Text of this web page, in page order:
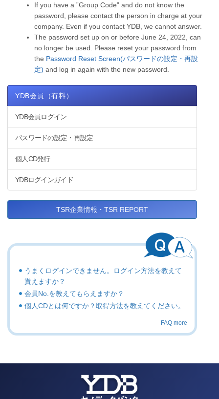
If you have a ”Group Code” and do not know the
password, please contact the person in charge at your
company. Even if you contact YDB, we cannot answer.
The password set up on or before June 24, 2022, can
no longer be used. Please reset your password from
the Password Reset Screen(パスワードの設定・再設
定) and log in again with the new password.
YDB会員（有料）
YDB会員ログイン
パスワードの設定・再設定
個人CD発行
YDBログインガイド
TSR企業情報・TSR REPORT
うまくログインできません。ログイン方法を教えて
貰えますか？
会員No.を教えてもらえますか？
個人CDとは何ですか？取得方法を教えてください。
FAQ more